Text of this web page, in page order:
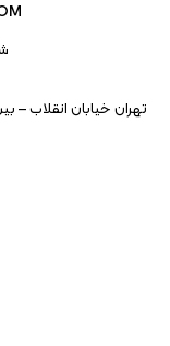
تهران خیابان انقلاب